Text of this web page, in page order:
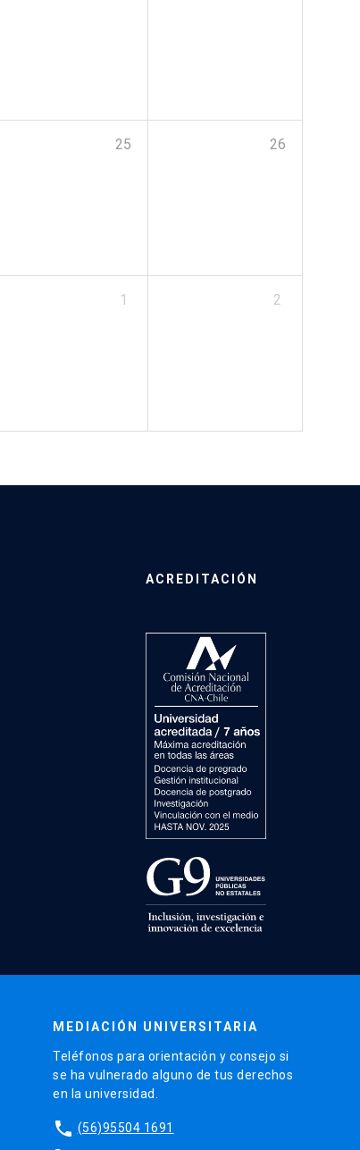
25 26
1 2
ACREDITACIÓN
MEDIACIÓN UNIVERSITARIA
Teléfonos para orientación y consejo si
se ha vulnerado alguno de tus derechos
en la universidad.
phone (56)95504 1691